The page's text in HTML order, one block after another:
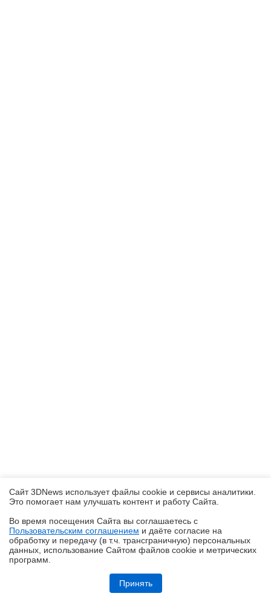
Обзор ультрабука ASUS Zenbook A16 (UX3607OA) с Copilot+ PC: ИИ
Сайт 3DNews использует файлы cookie и сервисы аналитики.
Это помогает нам улучшать контент и работу Cайта.
Во время посещения Cайта вы соглашаетесь с
Пользовательским соглашением и даёте согласие на
обработку и передачу (в т.ч. трансграничную) персональных
данных, использование Cайтом файлов cookie и метрических
программ.
Принять